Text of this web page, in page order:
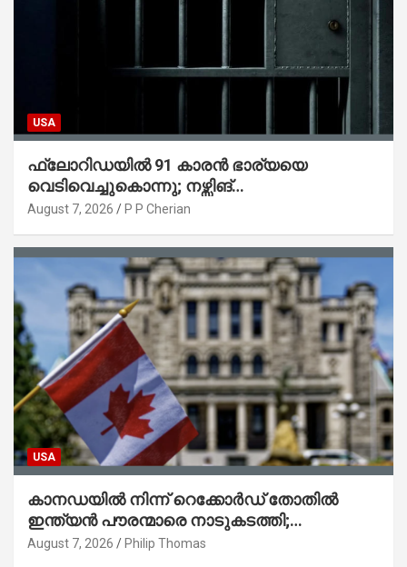
USA
ഫ്ലോറിഡയിൽ 91 കാരൻ ഭാര്യയെ
വെടിവെച്ചുകൊന്നു; നഴ്സിങ്
ഹോമിലാക്കില്ലെന്ന് നൽകിയ വാഗ്ദാനം
August 7, 2026 P P Cherian
USA
കാനഡയിൽ നിന്ന് റെക്കോർഡ് തോതിൽ
ഇന്ത്യൻ പൗരന്മാരെ നാടുകടത്തി;
ആറുമാസത്തിനിടെ 3,323 പേർ
August 7, 2026 Philip Thomas